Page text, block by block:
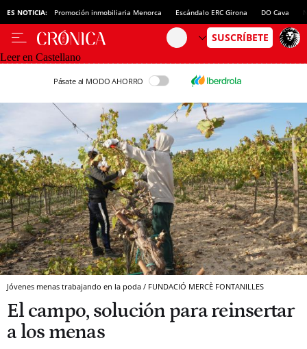
ES NOTICIA: Promoción inmobiliaria Menorca Escándalo ERC Girona DO Cava
Leer en Castellano
Pásate al MODO AHORRO
Jóvenes menas trabajando en la poda / FUNDACIÓ MERCÈ FONTANILLES
El campo, solución para reinsertar
a los menas